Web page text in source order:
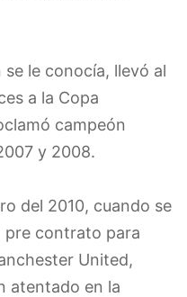
se le conocía, llevó al
a la Copa
campeón
y 2008.
del 2010, cuando se
pre contrato para
United,
atentado en la